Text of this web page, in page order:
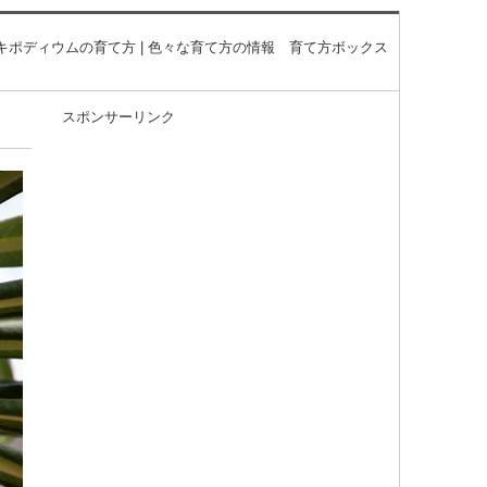
ポディウムの育て方 | 色々な育て方の情報 育て方ボックス
スポンサーリンク